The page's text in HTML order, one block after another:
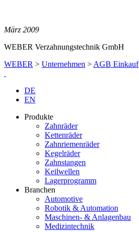
März 2009
WEBER Verzahnungstechnik GmbH
WEBER > Unternehmen > AGB Einkauf
DE
EN
Produkte
Zahnräder
Kettenräder
Zahnriemenräder
Kegelräder
Zahnstangen
Keilwellen
Lagerprogramm
Branchen
Automotive
Robotik & Automation
Maschinen- & Anlagenbau
Medizintechnik